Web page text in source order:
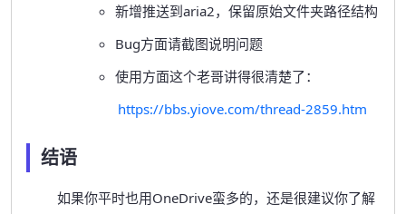
新增推送到aria2，保留原始文件夹路径结构
Bug方面请截图说明问题
使用方面这个老哥讲得很清楚了：
https://bbs.yiove.com/thread-2859.htm
结语
如果你平时也用OneDrive蛮多的，还是很建议你了解